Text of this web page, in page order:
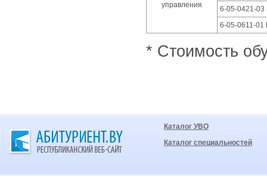
управления
6-05-0421-03
6-05-0611-01
* Стоимость
Каталог УВО
Каталог специальностей